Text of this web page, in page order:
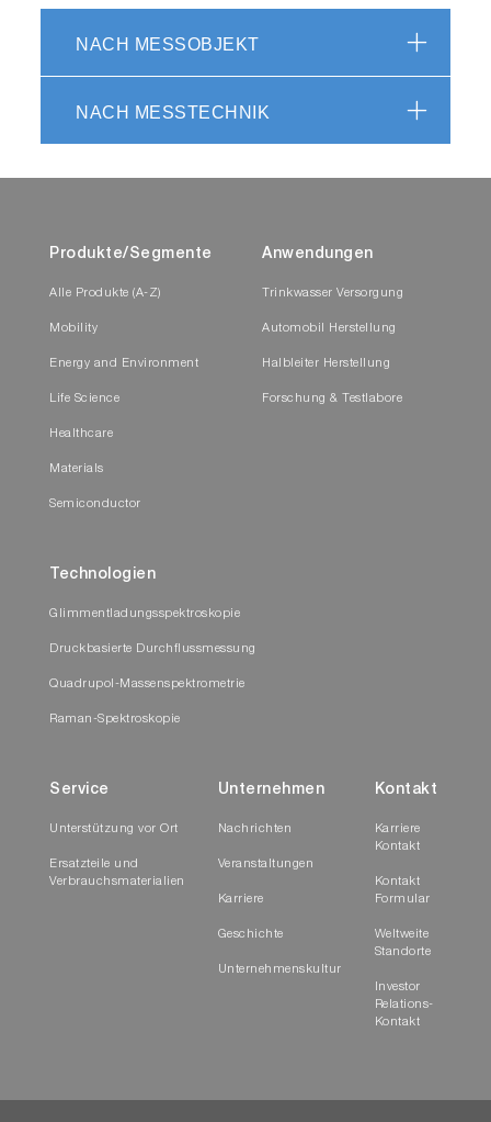
NACH MESSOBJEKT
NACH MESSTECHNIK
Produkte/Segmente
Alle Produkte (A-Z)
Mobility
Energy and Environment
Life Science
Healthcare
Materials
Semiconductor
Anwendungen
Trinkwasser Versorgung
Automobil Herstellung
Halbleiter Herstellung
Forschung & Testlabore
Technologien
Glimmentladungsspektroskopie
Druckbasierte Durchflussmessung
Quadrupol-Massenspektrometrie
Raman-Spektroskopie
Service
Unterstützung vor Ort
Ersatzteile und
Verbrauchsmaterialien
Unternehmen
Nachrichten
Veranstaltungen
Karriere
Geschichte
Unternehmenskultur
Kontakt
Karriere
Kontakt
Kontakt
Formular
Weltweite
Standorte
Investor
Relations-
Kontakt